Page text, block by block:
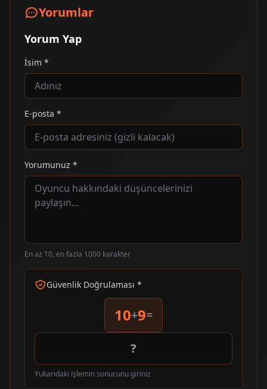
Yorumlar
Yorum Yap
İsim *
E-posta *
Yorumunuz *
En az 10, en fazla 1000 karakter
Güvenlik Doğrulaması *
10+9=
Yukarıdaki işlemin sonucunu giriniz